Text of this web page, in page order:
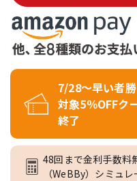
7/28～早い者
対象5％OFFク
終了
48回まで金利手数料
（WeBBy）シミュ